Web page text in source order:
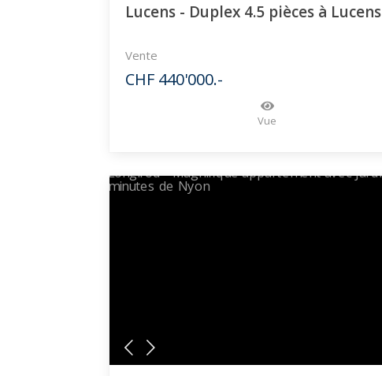
Lucens - Duplex 4.5 pièces à Lucens
Vente
CHF 440'000.-
Vue